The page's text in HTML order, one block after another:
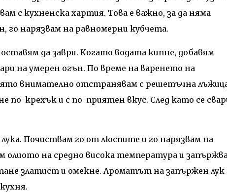
с кухненска хартия. Това е важно, за да няма
го нарязвам на равномерни кубчета.
да заври. Когато водата кипне, добавям
на умерен огън. По време на варенето на
внимателно отстранявам с решетъчна
по-крехък и с по-приятен вкус. След като се
Почиствам го от люспите и го нарязвам на
олиото на средно висока температура и
златист и омекне. Ароматът на запържен лук